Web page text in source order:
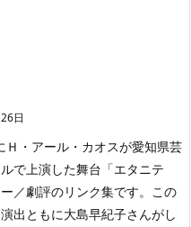
日
Ｈ・アール・カオスが愛知県芸
で上演した舞台「エタニテ
／劇評のリンク集です。この
出ともに大島早紀子さんがし